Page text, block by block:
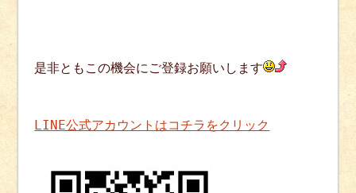
是非ともこの機会にご登録お願いします
LINE公式アカウントはコチラをクリック